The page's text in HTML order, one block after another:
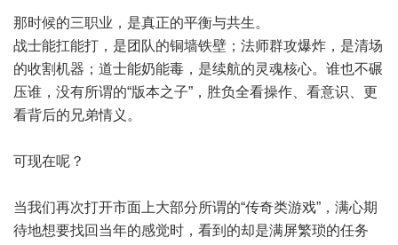
那时候的三职业，是真正的平衡与共生。
战士能扛能打，是团队的铜墙铁壁；法师群攻爆炸，是清场
的收割机器；道士能奶能毒，是续航的灵魂核心。谁也不碾
压谁，没有所谓的“版本之子”，胜负全看操作、看意识、更
看背后的兄弟情义。
可现在呢？
当我们再次打开市面上大部分所谓的“传奇类游戏”，满心期
待地想要找回当年的感觉时，看到的却是满屏繁琐的任务